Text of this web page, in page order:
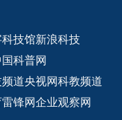
技馆新浪科技
科普网
道央视网科教频道
雷锋网企业观察网